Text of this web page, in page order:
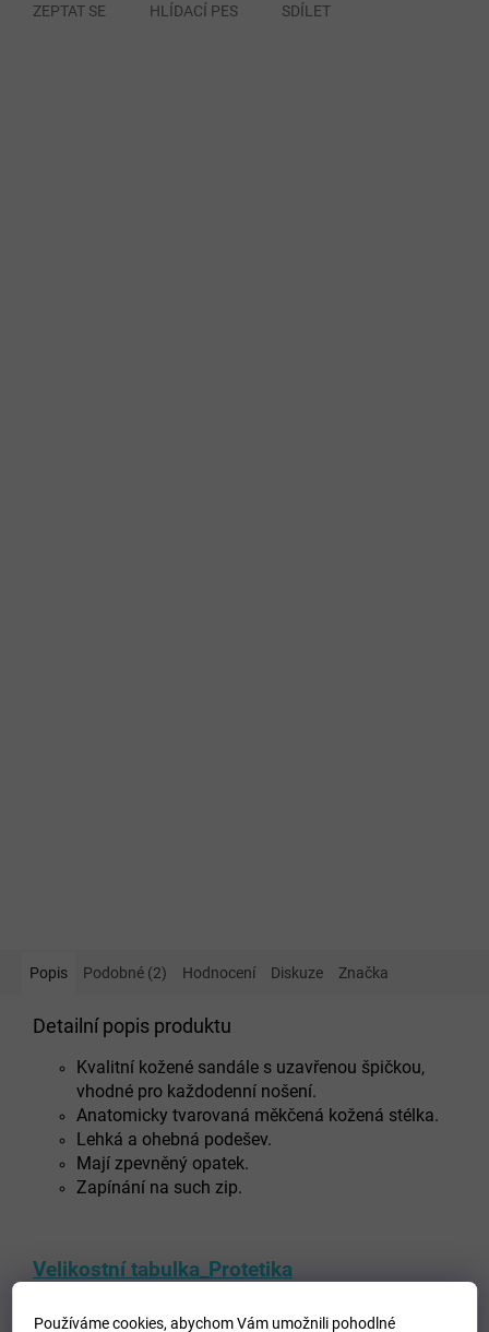
Používáme cookies, abychom Vám umožnili pohodlné
ZEPTAT SE HLÍDACÍ PES SDÍLET
Popis Podobné (2) Hodnocení Diskuze Značka
Detailní popis produktu
Kvalitní kožené sandále s uzavřenou špičkou,
vhodné pro každodenní nošení.
Anatomicky tvarovaná měkčená kožená stélka.
Lehká a ohebná podešev.
Mají zpevněný opatek.
Zapínání na such zip.
Velikostní tabulka_Protetika
Doplňkové parametry